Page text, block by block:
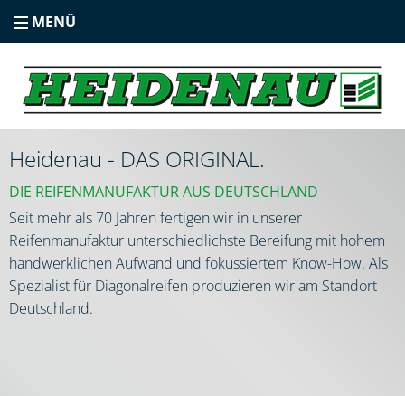
MENÜ
Heidenau - DAS ORIGINAL.
DIE REIFENMANUFAKTUR AUS DEUTSCHLAND
Seit mehr als 70 Jahren fertigen wir in unserer
Reifenmanufaktur unterschiedlichste Bereifung mit hohem
handwerklichen Aufwand und fokussiertem Know-How. Als
Spezialist für Diagonalreifen produzieren wir am Standort
Deutschland.